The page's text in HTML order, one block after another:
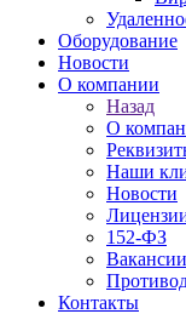
Оборудование
Новости
О компании
Назад
О
Наши
Новости
152-ФЗ
Вакансии
Контакты